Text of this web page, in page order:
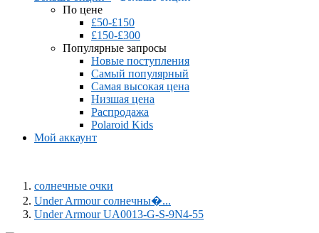
По цене
£50-£150
£150-£300
Популярные запросы
Новые поступления
Самый популярный
Самая высокая цена
Низшая цена
Распродажа
Polaroid Kids
Мой аккаунт
солнечные очки
Under Armour солнечны�...
Under Armour UA0013-G-S-9N4-55